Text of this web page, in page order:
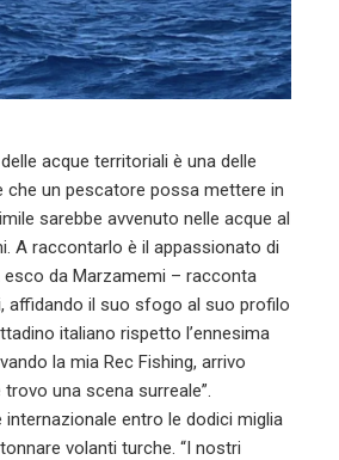
acque territoriali è una delle
che un pescatore possa mettere in
sarebbe avvenuto nelle acque al
A raccontarlo è il appassionato di
esco da Marzamemi – racconta
affidando il suo sfogo al suo profilo
italiano rispetto l’ennesima
la mia Rec Fishing, arrivo
trovo una scena surreale”.
internazionale entro le dodici miglia
volanti turche. “I nostri